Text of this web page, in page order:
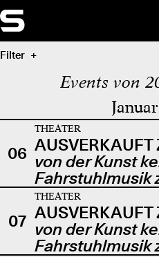
Filter
Events von
06
THEATER
von der Kunst
Fahrstuhlmusik
07
THEATER
von der Kunst
Fahrstuhlmusik